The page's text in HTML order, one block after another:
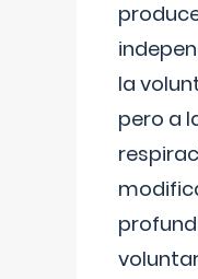
la
pero a